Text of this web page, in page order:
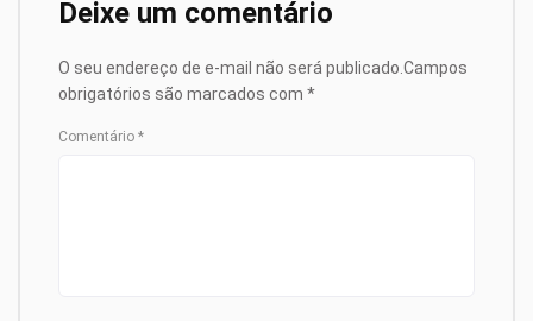
Deixe um comentário
O seu endereço de e-mail não será publicado. Campos
obrigatórios são marcados com *
Comentário *